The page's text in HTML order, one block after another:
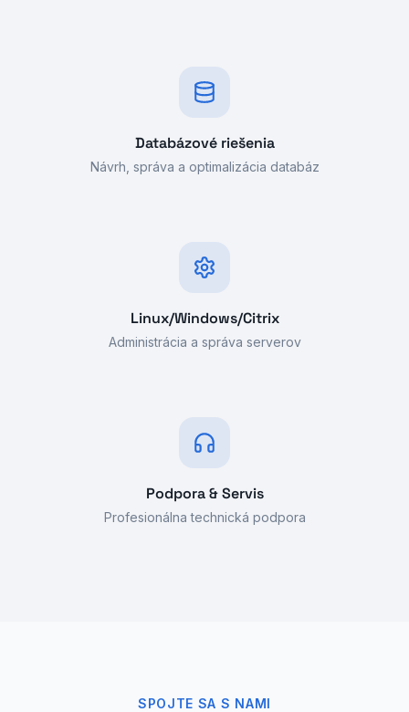
Databázové riešenia
Návrh, správa a optimalizácia databáz
Linux/Windows/Citrix
Administrácia a správa serverov
Podpora & Servis
Profesionálna technická podpora
SPOJTE SA S NAMI